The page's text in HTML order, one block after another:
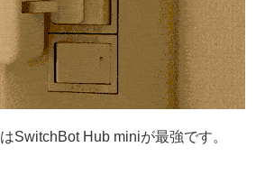
SwitchBot Hub miniが最強です。